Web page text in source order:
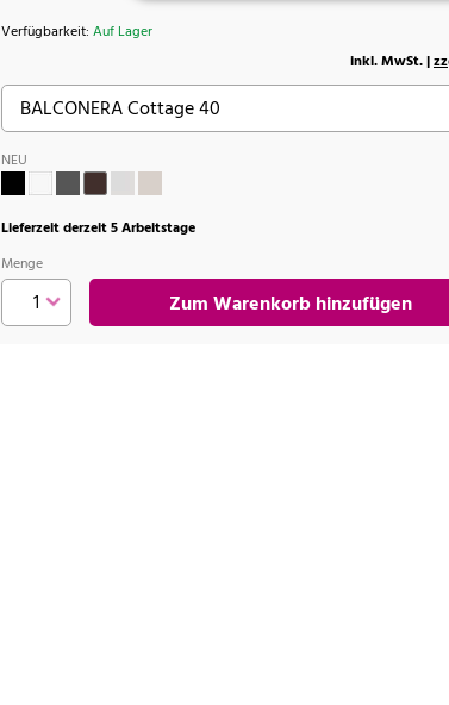
Verfügbarkeit:Auf Lager
inkl. MwSt. |
NEU
Lieferzeit derzeit 5 Arbeitstage
Menge
Zum Warenkorb hinzufügen